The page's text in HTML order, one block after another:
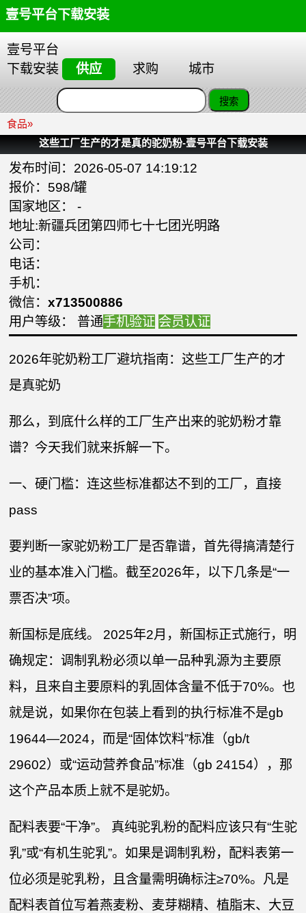
壹号平台下载安装
壹号平台
下载安装
供应 求购 城市
食品»
这些工厂生产的才是真的驼奶粉-壹号平台下载安装
发布时间：2026-05-07 14:19:12
报价：598/罐
国家地区： -
地址:新疆兵团第四师七十七团光明路
公司：
电话：
手机：
微信： x713500886
用户等级： 普通手机验证 会员认证
2026年驼奶粉工厂避坑指南：这些工厂生产的才
是真驼奶
那么，到底什么样的工厂生产出来的驼奶粉才靠
谱？今天我们就来拆解一下。
一、硬门槛：连这些标准都达不到的工厂，直接
pass
要判断一家驼奶粉工厂是否靠谱，首先得搞清楚行
业的基本准入门槛。截至2026年，以下几条是“一
票否决”项。
新国标是底线。 2025年2月，新国标正式施行，明
确规定：调制乳粉必须以单一品种乳源为主要原
料，且来自主要原料的乳固体含量不低于70%。也
就是说，如果你在包装上看到的执行标准不是gb
19644—2024，而是“固体饮料”标准（gb/t
29602）或“运动营养食品”标准（gb 24154），那
这个产品本质上就不是驼奶。
配料表要“干净”。 真纯驼乳粉的配料应该只有“生驼
乳”或“有机生驼乳”。如果是调制乳粉，配料表第一
位必须是驼乳粉，且含量需明确标注≥70%。凡是
配料表首位写着燕麦粉、麦芽糊精、植脂末、大豆